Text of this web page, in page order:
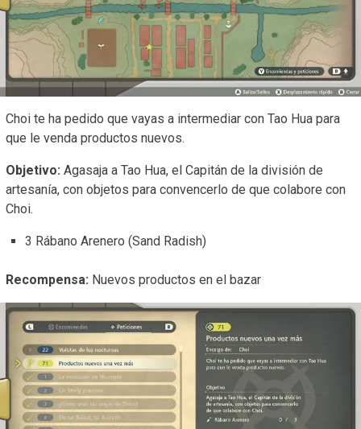
Choi te ha pedido que vayas a intermediar con Tao Hua para
que le venda productos nuevos.
Objetivo: Agasaja a Tao Hua, el Capitán de la división de
artesanía, con objetos para convencerlo de que colabore con
Choi.
3 Rábano Arenero (Sand Radish)
Recompensa: Nuevos productos en el bazar